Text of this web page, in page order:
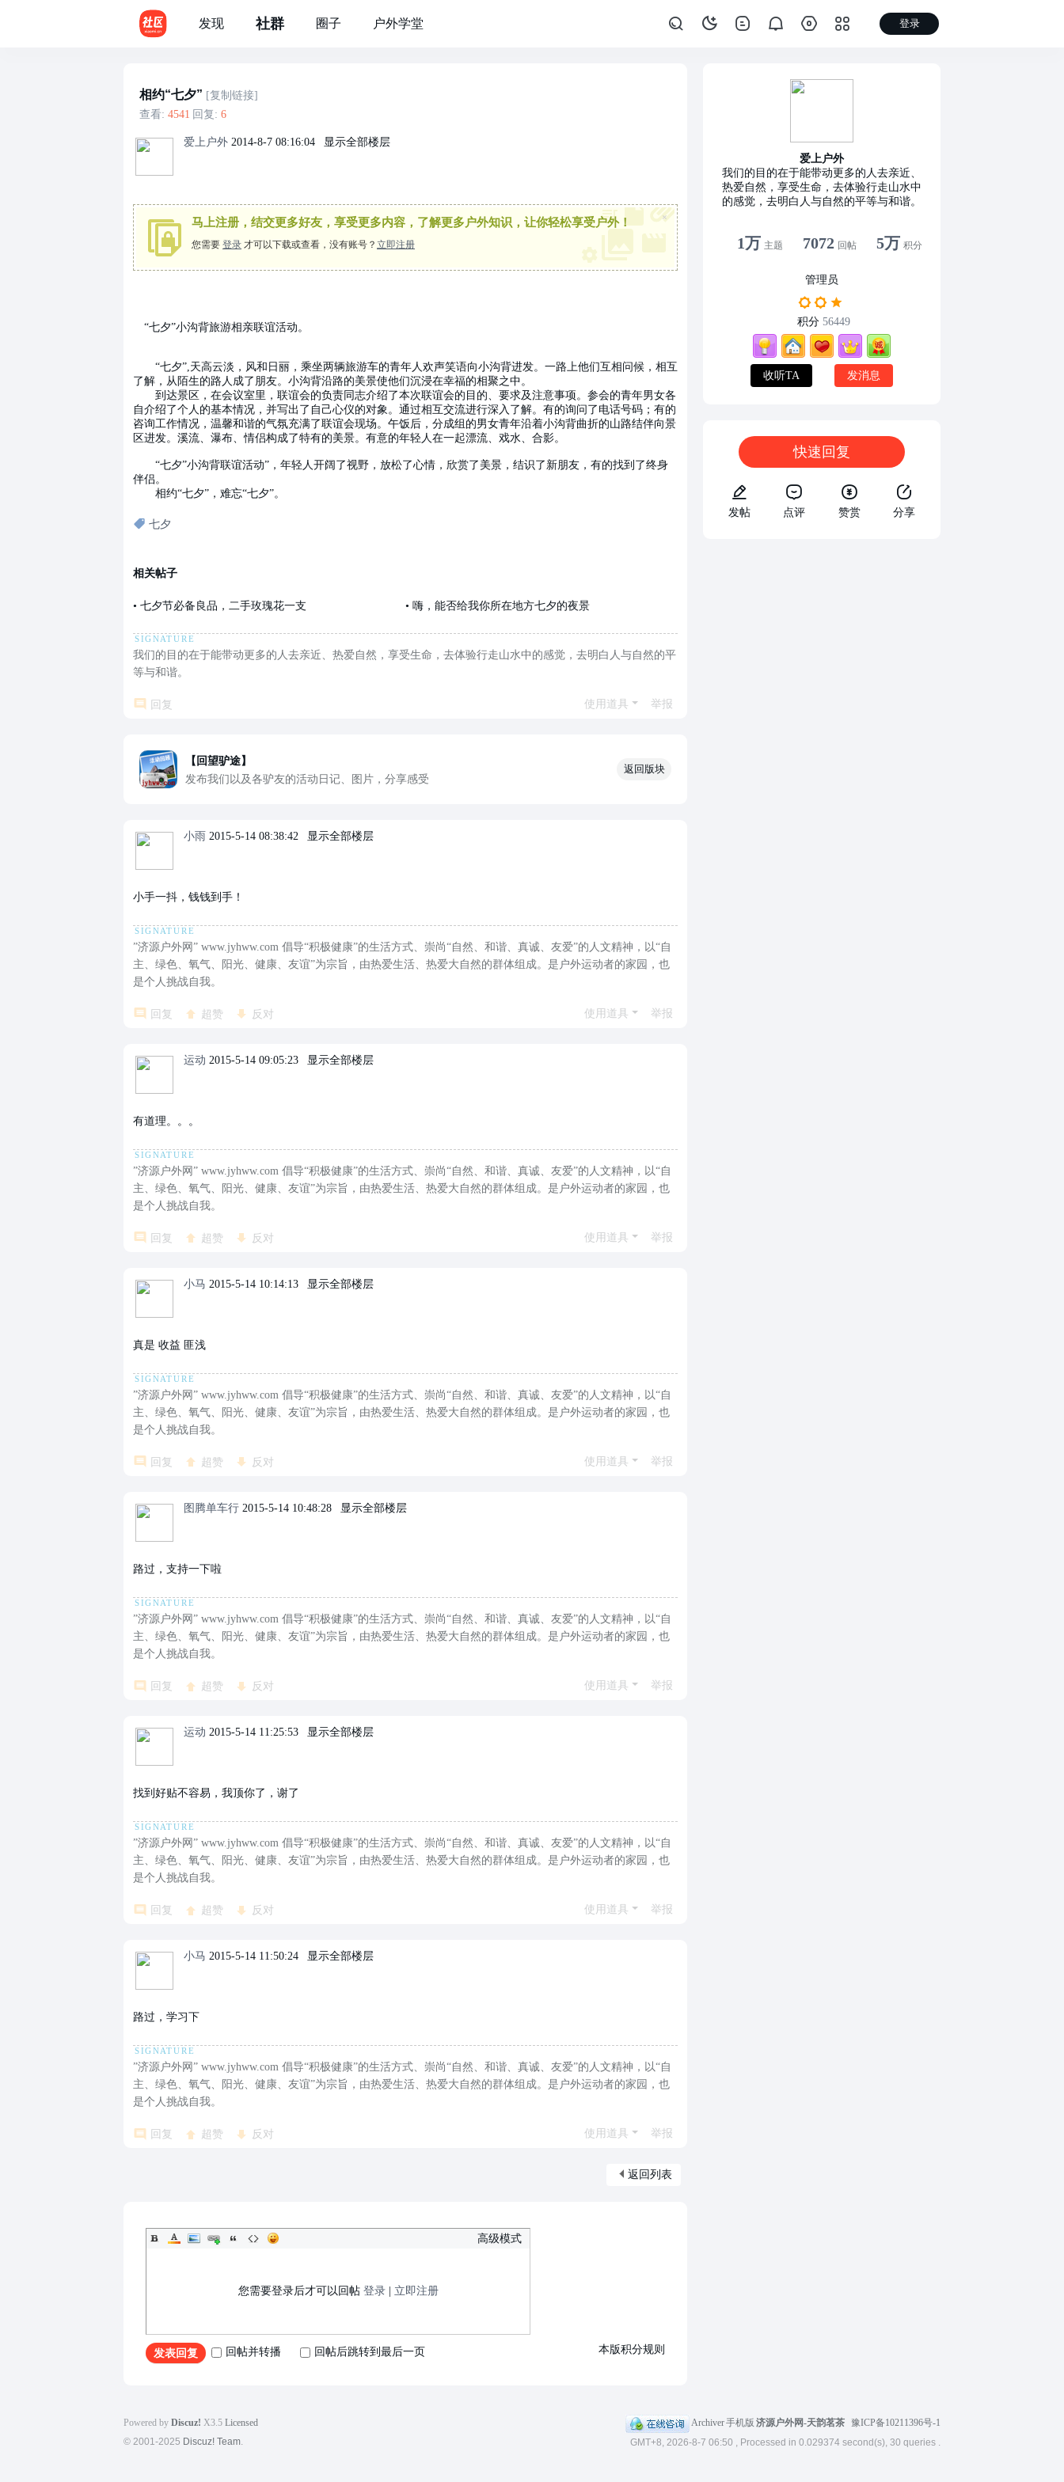
发现 社群 圈子 户外学堂 登录
相约“七夕” [复制链接]
查看: 4541 回复: 6
爱上户外 2014-8-7 08:16:04 显示全部楼层
马上注册，结交更多好友，享受更多内容，了解更多户外知识，让你轻松享受户外！
您需要 登录 才可以下载或查看，没有账号？ 立即注册
×
“七夕”小沟背旅游相亲联谊活动。
“七夕”,天高云淡，风和日丽，乘坐两辆旅游车的青年人欢声笑语向小沟背进发。一路上他们互相问候，相互
了解，从陌生的路人成了朋友。小沟背沿路的美景使他们沉浸在幸福的相聚之中。
到达景区，在会议室里，联谊会的负责同志介绍了本次联谊会的目的、要求及注意事项。参会的青年男女各
自介绍了个人的基本情况，并写出了自己心仪的对象。通过相互交流进行深入了解。有的询问了电话号码；有的
咨询工作情况，温馨和谐的气氛充满了联谊会现场。午饭后，分成组的男女青年沿着小沟背曲折的山路结伴向景
区进发。溪流、瀑布、情侣构成了特有的美景。有意的年轻人在一起漂流、戏水、合影。
“七夕”小沟背联谊活动”，年轻人开阔了视野，放松了心情，欣赏了美景，结识了新朋友，有的找到了终身
伴侣。
相约“七夕”，难忘“七夕”。
七夕
相关帖子
• 七夕节必备良品，二手玫瑰花一支 • 嗨，能否给我你所在地方七夕的夜景
我们的目的在于能带动更多的人去亲近、热爱自然，享受生命，去体验行走山水中的感觉，去明白人与自然的平
等与和谐。
回复 使用道具 举报
【回望驴途】
发布我们以及各驴友的活动日记、图片，分享感受
返回版块
小雨 2015-5-14 08:38:42 显示全部楼层
小手一抖，钱钱到手！
”济源户外网” www.jyhww.com 倡导“积极健康”的生活方式、崇尚“自然、和谐、真诚、友爱”的人文精神，以“自
主、绿色、氧气、阳光、健康、友谊”为宗旨，由热爱生活、热爱大自然的群体组成。是户外运动者的家园，也
是个人挑战自我。
回复 超赞 反对 使用道具 举报
运动 2015-5-14 09:05:23 显示全部楼层
有道理。。。
”济源户外网” www.jyhww.com 倡导“积极健康”的生活方式、崇尚“自然、和谐、真诚、友爱”的人文精神，以“自
主、绿色、氧气、阳光、健康、友谊”为宗旨，由热爱生活、热爱大自然的群体组成。是户外运动者的家园，也
是个人挑战自我。
回复 超赞 反对 使用道具 举报
小马 2015-5-14 10:14:13 显示全部楼层
真是 收益 匪浅
”济源户外网” www.jyhww.com 倡导“积极健康”的生活方式、崇尚“自然、和谐、真诚、友爱”的人文精神，以“自
主、绿色、氧气、阳光、健康、友谊”为宗旨，由热爱生活、热爱大自然的群体组成。是户外运动者的家园，也
是个人挑战自我。
回复 超赞 反对 使用道具 举报
图腾单车行 2015-5-14 10:48:28 显示全部楼层
路过，支持一下啦
”济源户外网” www.jyhww.com 倡导“积极健康”的生活方式、崇尚“自然、和谐、真诚、友爱”的人文精神，以“自
主、绿色、氧气、阳光、健康、友谊”为宗旨，由热爱生活、热爱大自然的群体组成。是户外运动者的家园，也
是个人挑战自我。
回复 超赞 反对 使用道具 举报
运动 2015-5-14 11:25:53 显示全部楼层
找到好贴不容易，我顶你了，谢了
”济源户外网” www.jyhww.com 倡导“积极健康”的生活方式、崇尚“自然、和谐、真诚、友爱”的人文精神，以“自
主、绿色、氧气、阳光、健康、友谊”为宗旨，由热爱生活、热爱大自然的群体组成。是户外运动者的家园，也
是个人挑战自我。
回复 超赞 反对 使用道具 举报
小马 2015-5-14 11:50:24 显示全部楼层
路过，学习下
”济源户外网” www.jyhww.com 倡导“积极健康”的生活方式、崇尚“自然、和谐、真诚、友爱”的人文精神，以“自
主、绿色、氧气、阳光、健康、友谊”为宗旨，由热爱生活、热爱大自然的群体组成。是户外运动者的家园，也
是个人挑战自我。
回复 超赞 反对 使用道具 举报
返回列表
高级模式
您需要登录后才可以回帖 登录| 立即注册
本版积分规则
发表回复 回帖并转播 回帖后跳转到最后一页
爱上户外
我们的目的在于能带动更多的人去亲近、
热爱自然，享受生命，去体验行走山水中
的感觉，去明白人与自然的平等与和谐。
1万 主题 7072 回帖 5万 积分
管理员
积分 56449
收听TA 发消息
快速回复
发帖 点评 赞赏 分享
Archiver手机版 济源户外网-天韵茗茶 豫ICP备10211396号-1
GMT+8, 2026-8-7 06:50 , Processed in 0.029374 second(s), 30 queries .
Powered by Discuz! X3.5 Licensed
© 2001-2025 Discuz! Team.